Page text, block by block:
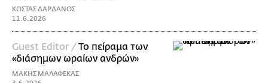
ΚΩΣΤΑΣ ΔΑΡΔΑΝΟΣ
11.6.2026
Guest Editor /Το πείραμα των
«διάσημων ωραίων ανδρών»
ΜΑΚΗΣ ΜΑΛΑΦΕΚΑΣ